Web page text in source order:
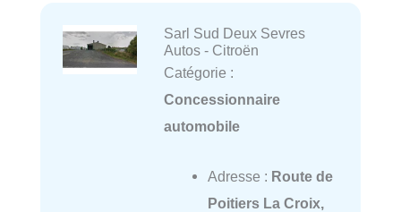
Sarl Sud Deux Sevres
Autos - Citroën
Catégorie :
Concessionnaire
automobile
Adresse : Route de
Poitiers La Croix,